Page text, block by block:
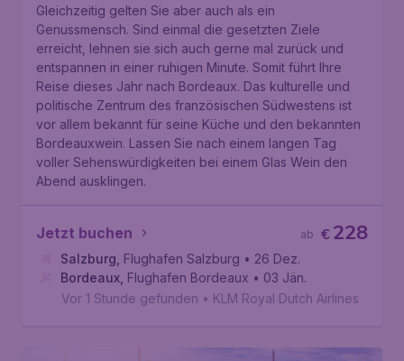
Gleichzeitig gelten Sie aber auch als ein
Genussmensch. Sind einmal die gesetzten Ziele
erreicht, lehnen sie sich auch gerne mal zurück und
entspannen in einer ruhigen Minute. Somit führt Ihre
Reise dieses Jahr nach Bordeaux. Das kulturelle und
politische Zentrum des französischen Südwestens ist
vor allem bekannt für seine Küche und den bekannten
Bordeauxwein. Lassen Sie nach einem langen Tag
voller Sehenswürdigkeiten bei einem Glas Wein den
Abend ausklingen.
Jetzt buchen €228
ab
Salzburg Flughafen Salzburg • 26 Dez.
Bordeaux Flughafen Bordeaux • 03 Jän.
Vor 1 Stunde gefunden • KLM Royal Dutch Airlines